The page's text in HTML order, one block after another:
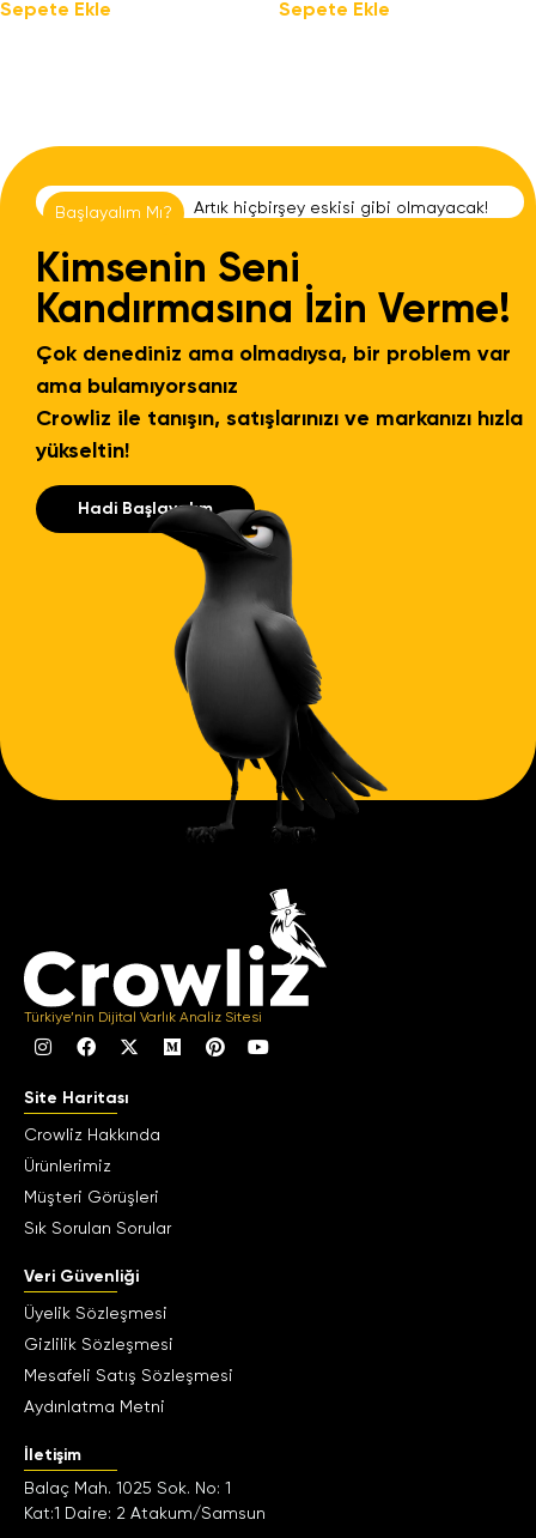
Sepete Ekle Sepete Ekle
Başlayalım Mı? Artı k hiçbirşey es kisi gi bi o mayaca k!
Kimsenin Seni
Kandırmasına İzin Verme!
Çok denediniz ama olmadıysa, bir problem var
ama bulamıyorsanız
Crowliz ile tanışın, satışlarınızı ve markanızı hızla
yükseltin!
Hadi Başlayalım
Türkiye’nin Dijital Varlık Analiz Sitesi
Site Haritası
Crowliz Hakkında
Ürünlerimiz
Müşteri Görüşleri
Sık Sorulan Sorular
Veri Güvenliği
Üyelik Sözleşmesi
Gizlilik Sözleşmesi
Mesafeli Satış Sözleşmesi
Aydınlatma Metni
İletişim
Balaç Mah. 1025 Sok. No: 1
Kat:1 Daire: 2 Atakum/Samsun